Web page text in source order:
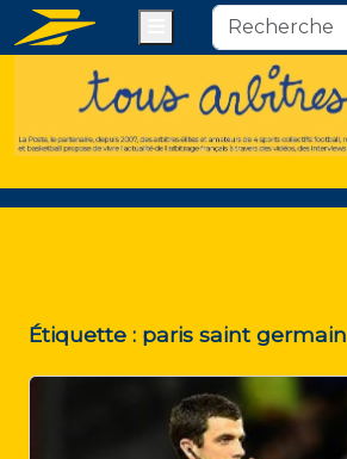
Étiquette : paris saint germain